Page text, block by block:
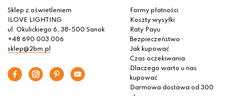
Sklep z oświetleniem
ILOVE LIGHTING
ul. Okulickiego 6, 38-500 Sanok
+48 690 003 006
sklep@2bm.pl
Formy płatności
Koszty wysyłki
Raty Payu
Bezpieczeństwo
Jak kupować
Czas oczekiwania
Dlaczego warto u nas
kupować
Darmowa dostawa od 300